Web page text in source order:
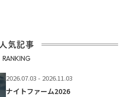
人気記事
RANKING
2026.07.03 - 2026.11.03
ナイトファーム2026